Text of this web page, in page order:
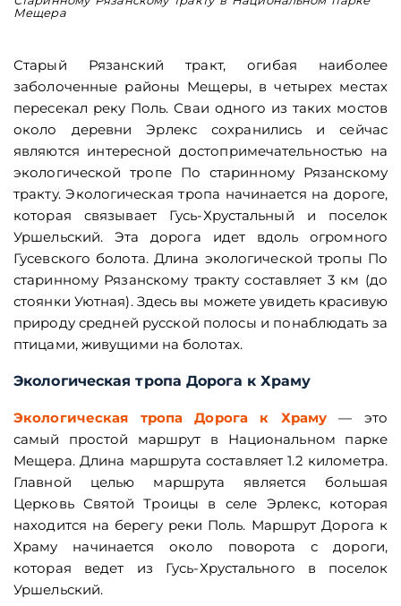
Мещера
Старый Рязанский тракт, огибая наиболее
заболоченные районы Мещеры, в четырех местах
пересекал реку Поль. Сваи одного из таких мостов
около деревни Эрлекс сохранились и сейчас
являются интересной достопримечательностью на
экологической тропе По старинному Рязанскому
тракту. Экологическая тропа начинается на дороге,
которая связывает Гусь-Хрустальный и поселок
Уршельский. Эта дорога идет вдоль огромного
Гусевского болота. Длина экологической тропы По
старинному Рязанскому тракту составляет 3 км (до
стоянки Уютная). Здесь вы можете увидеть красивую
природу средней русской полосы и понаблюдать за
птицами, живущими на болотах.
Экологическая тропа Дорога к Храму
Экологическая тропа Дорога к Храму — это
самый простой маршрут в Национальном парке
Мещера. Длина маршрута составляет 1.2 километра.
Главной целью маршрута является большая
Церковь Святой Троицы в селе Эрлекс, которая
находится на берегу реки Поль. Маршрут Дорога к
Храму начинается около поворота с дороги,
которая ведет из Гусь-Хрустального в поселок
Уршельский.